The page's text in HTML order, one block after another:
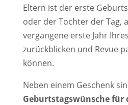
Eltern ist der erste
oder der Tochter der Tag,
vergangene erste Jahr
zurückblicken und Revue
können.
Neben einem Geschenk
Geburtstagswünsche für